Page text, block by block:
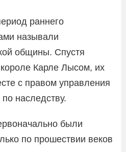
раннего
называли
общины. Спустя
Карле Лысом, их
с правом управления
наследству.
были
по прошествии веков